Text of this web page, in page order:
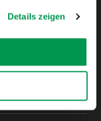
Details zeigen